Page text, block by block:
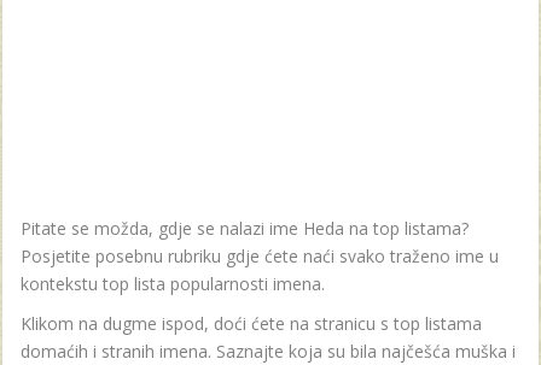
Pitate se možda, gdje se nalazi ime Heda na top listama?
Posjetite posebnu rubriku gdje ćete naći svako traženo ime u
kontekstu top lista popularnosti imena.
Klikom na dugme ispod, doći ćete na stranicu s top listama
domaćih i stranih imena. Saznajte koja su bila najčešća muška i